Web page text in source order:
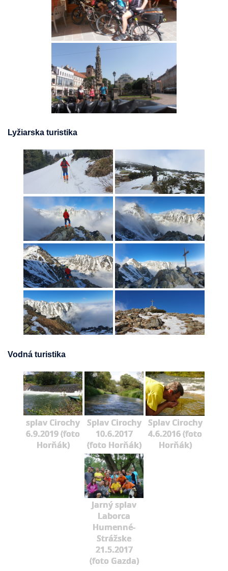
Lyžiarska turistika
Vodná turistika
splav Cirochy
6.9.2019 (foto
Horňák)
Splav Cirochy
10.6.2017
(foto Horňák)
Splav Cirochy
4.6.2016 (foto
Horňák)
Jarný splav
Laborca
Humenné-
Strážske
21.5.2017
(foto Gazda)